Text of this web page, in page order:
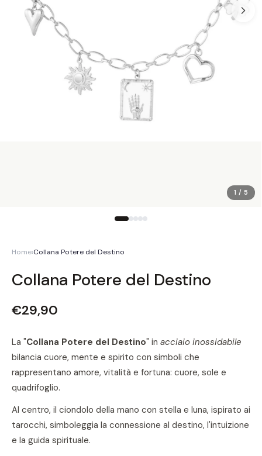
1 / 5
Home›Collana Potere del Destino
Collana Potere del Destino
€29,90
La "Collana Potere del Destino" in acciaio inossidabile
bilancia cuore, mente e spirito con simboli che
rappresentano amore, vitalità e fortuna: cuore, sole e
quadrifoglio.
Al centro, il ciondolo della mano con stella e luna, ispirato ai
tarocchi, simboleggia la connessione al destino, l'intuizione
e la guida spirituale.